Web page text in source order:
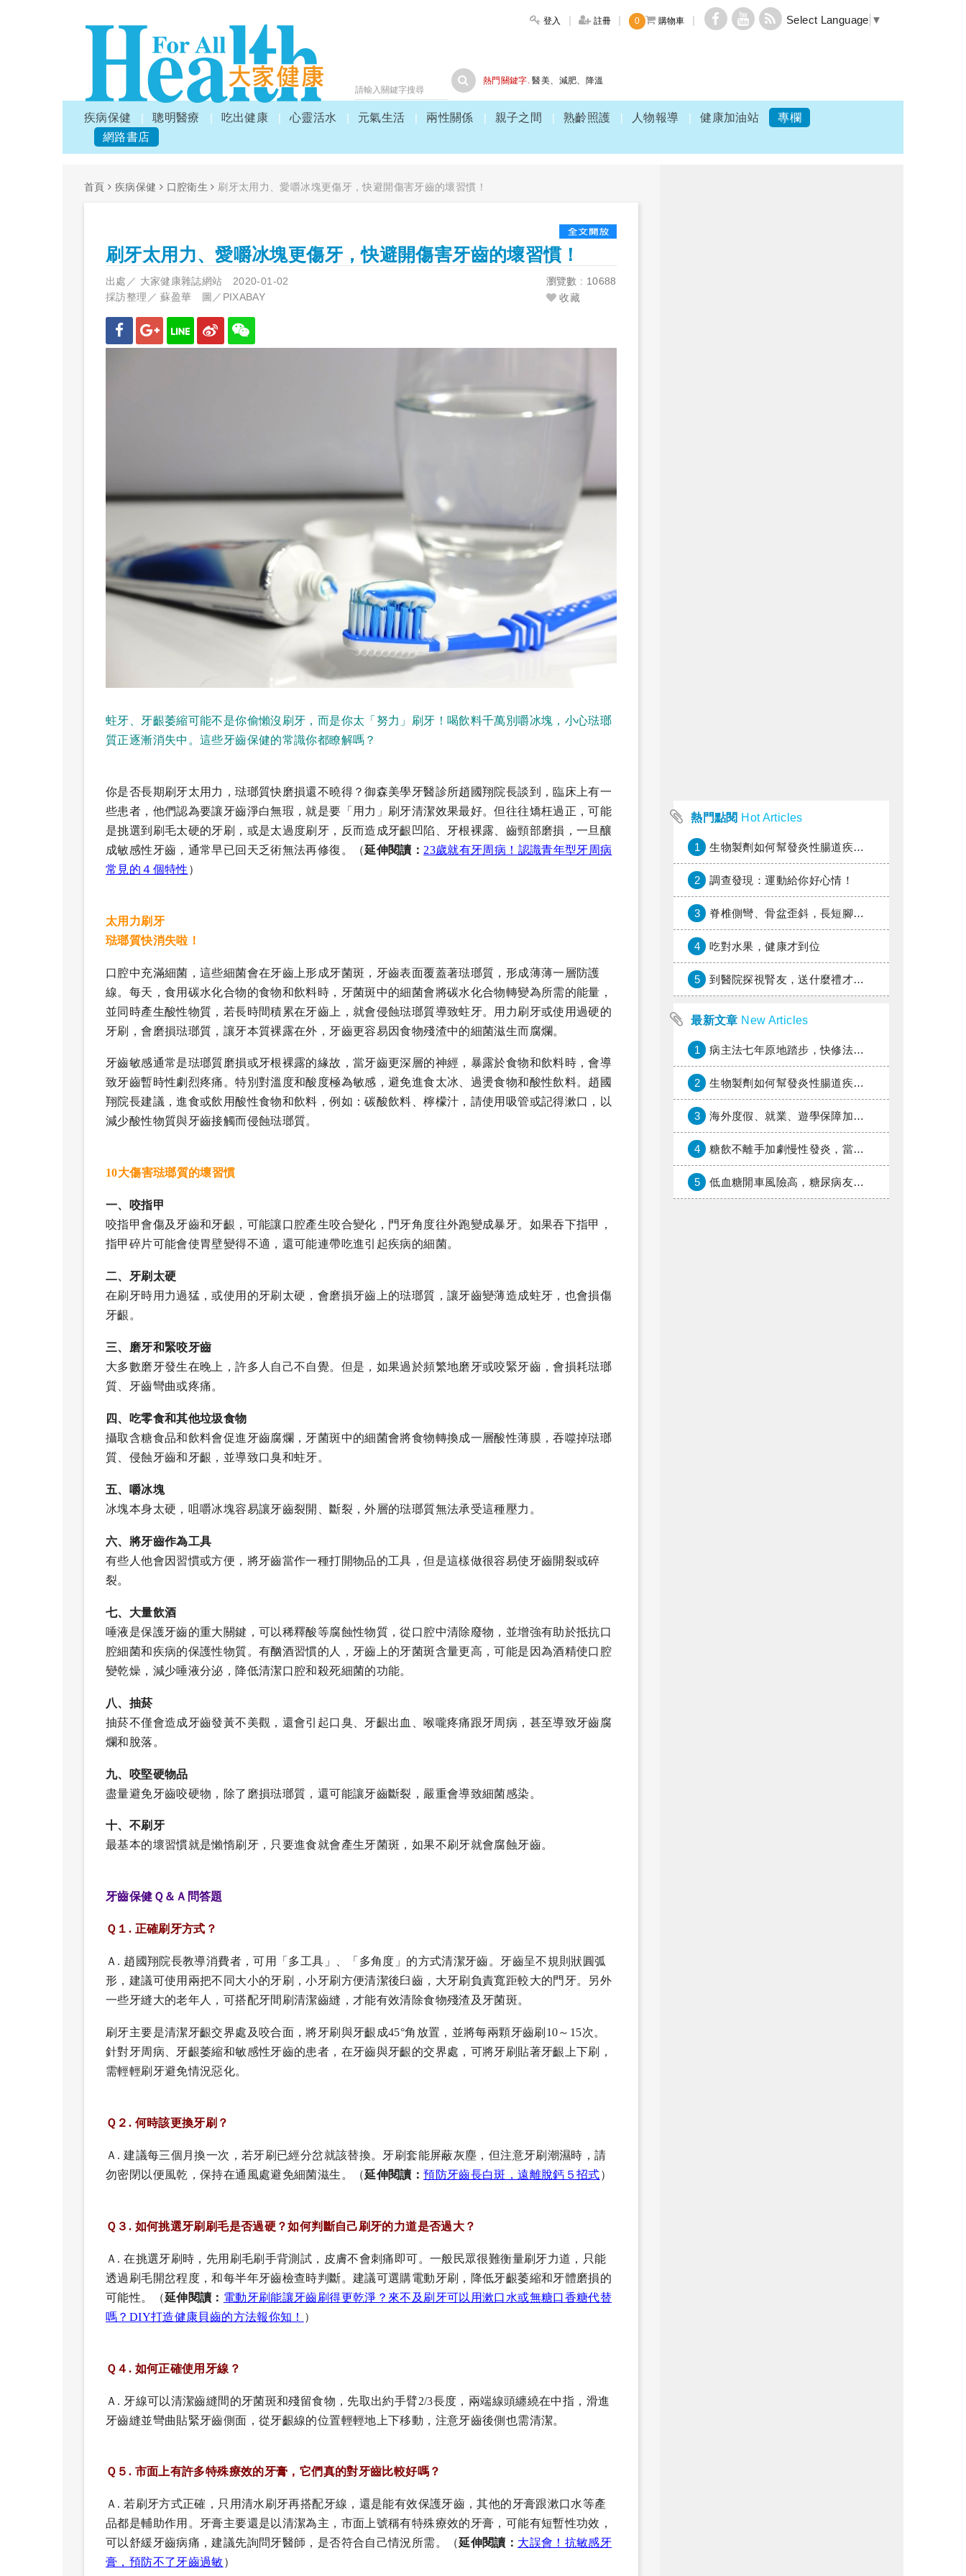
登入 註冊 0 購物車 Select Language ▼
熱門關鍵字. 醫美、 減肥、 降溫
疾病保健 聰明醫療 吃出健康 心靈活水 元氣生活 兩性關係 親子之間 熟齡照護 人物報導 健康加油站
專欄
網路書店
首頁 疾病保健 口腔衛生 刷牙太用力、愛嚼冰塊更傷牙，快避開傷害牙齒的壞習慣！
刷牙太用力、愛嚼冰塊更傷牙，快避開傷害牙齒的壞習慣！
出處／ 大家健康雜誌網站 2020-01-02
採訪整理／ 蘇盈華 圖／PIXABAY
瀏覽數 : 10688
收藏
蛀牙、牙齦萎縮可能不是你偷懶沒刷牙，而是你太「努力」刷牙！喝飲料千萬別嚼冰塊，小心琺瑯
質正逐漸消失中。這些牙齒保健的常識你都瞭解嗎？
你是否長期刷牙太用力，琺瑯質快磨損還不曉得？御森美學牙醫診所趙國翔院長談到，臨床上有一
些患者，他們認為要讓牙齒淨白無瑕，就是要「用力」刷牙清潔效果最好。但往往矯枉過正，可能
是挑選到刷毛太硬的牙刷，或是太過度刷牙，反而造成牙齦凹陷、牙根裸露、齒頸部磨損，一旦釀
成敏感性牙齒，通常早已回天乏術無法再修復。（延伸閱讀： 23歲就有牙周病！認識青年型牙周病
常見的４個特性 ）
太用力刷牙
琺瑯質快消失啦！
口腔中充滿細菌，這些細菌會在牙齒上形成牙菌斑，牙齒表面覆蓋著琺瑯質，形成薄薄一層防護
線。每天，食用碳水化合物的食物和飲料時，牙菌斑中的細菌會將碳水化合物轉變為所需的能量，
並同時產生酸性物質，若長時間積累在牙齒上，就會侵蝕琺瑯質導致蛀牙。用力刷牙或使用過硬的
牙刷，會磨損琺瑯質，讓牙本質裸露在外，牙齒更容易因食物殘渣中的細菌滋生而腐爛。
牙齒敏感通常是琺瑯質磨損或牙根裸露的緣故，當牙齒更深層的神經，暴露於食物和飲料時，會導
致牙齒暫時性劇烈疼痛。特別對溫度和酸度極為敏感，避免進食太冰、過燙食物和酸性飲料。趙國
翔院長建議，進食或飲用酸性食物和飲料，例如：碳酸飲料、檸檬汁，請使用吸管或記得漱口，以
減少酸性物質與牙齒接觸而侵蝕琺瑯質。
10大傷害琺瑯質的壞習慣
一、咬指甲
咬指甲會傷及牙齒和牙齦，可能讓口腔產生咬合變化，門牙角度往外跑變成暴牙。如果吞下指甲，
指甲碎片可能會使胃壁變得不適，還可能連帶吃進引起疾病的細菌。
二、牙刷太硬
在刷牙時用力過猛，或使用的牙刷太硬，會磨損牙齒上的琺瑯質，讓牙齒變薄造成蛀牙，也會損傷
牙齦。
三、磨牙和緊咬牙齒
大多數磨牙發生在晚上，許多人自己不自覺。但是，如果過於頻繁地磨牙或咬緊牙齒，會損耗琺瑯
質、牙齒彎曲或疼痛。
四、吃零食和其他垃圾食物
攝取含糖食品和飲料會促進牙齒腐爛，牙菌斑中的細菌會將食物轉換成一層酸性薄膜，吞噬掉琺瑯
質、侵蝕牙齒和牙齦，並導致口臭和蛀牙。
五、嚼冰塊
冰塊本身太硬，咀嚼冰塊容易讓牙齒裂開、斷裂，外層的琺瑯質無法承受這種壓力。
六、將牙齒作為工具
有些人他會因習慣或方便，將牙齒當作一種打開物品的工具，但是這樣做很容易使牙齒開裂或碎
裂。
七、大量飲酒
唾液是保護牙齒的重大關鍵，可以稀釋酸等腐蝕性物質，從口腔中清除廢物，並增強有助於抵抗口
腔細菌和疾病的保護性物質。有酗酒習慣的人，牙齒上的牙菌斑含量更高，可能是因為酒精使口腔
變乾燥，減少唾液分泌，降低清潔口腔和殺死細菌的功能。
八、抽菸
抽菸不僅會造成牙齒發黃不美觀，還會引起口臭、牙齦出血、喉嚨疼痛跟牙周病，甚至導致牙齒腐
爛和脫落。
九、咬堅硬物品
盡量避免牙齒咬硬物，除了磨損琺瑯質，還可能讓牙齒斷裂，嚴重會導致細菌感染。
十、不刷牙
最基本的壞習慣就是懶惰刷牙，只要進食就會產生牙菌斑，如果不刷牙就會腐蝕牙齒。
牙齒保健Ｑ＆Ａ問答題
Ｑ１. 正確刷牙方式？
Ａ. 趙國翔院長教導消費者，可用「多工具」、「多角度」的方式清潔牙齒。牙齒呈不規則狀圓弧
形，建議可使用兩把不同大小的牙刷，小牙刷方便清潔後臼齒，大牙刷負責寬距較大的門牙。另外
一些牙縫大的老年人，可搭配牙間刷清潔齒縫，才能有效清除食物殘渣及牙菌斑。
刷牙主要是清潔牙齦交界處及咬合面，將牙刷與牙齦成45°角放置，並將每兩顆牙齒刷10～15次。
針對牙周病、牙齦萎縮和敏感性牙齒的患者，在牙齒與牙齦的交界處，可將牙刷貼著牙齦上下刷，
需輕輕刷牙避免情況惡化。
Ｑ２. 何時該更換牙刷？
Ａ. 建議每三個月換一次，若牙刷已經分岔就該替換。牙刷套能屏蔽灰塵，但注意牙刷潮濕時，請
勿密閉以便風乾，保持在通風處避免細菌滋生。（延伸閱讀：預防牙齒長白斑，遠離脫鈣５招式）
Ｑ３. 如何挑選牙刷刷毛是否過硬？如何判斷自己刷牙的力道是否過大？
Ａ. 在挑選牙刷時，先用刷毛刷手背測試，皮膚不會刺痛即可。一般民眾很難衡量刷牙力道，只能
透過刷毛開岔程度，和每半年牙齒檢查時判斷。建議可選購電動牙刷，降低牙齦萎縮和牙體磨損的
可能性。（延伸閱讀： 電動牙刷能讓牙齒刷得更乾淨？來不及刷牙可以用漱口水或無糖口香糖代替
嗎？DIY打造健康貝齒的方法報你知！ ）
Ｑ４. 如何正確使用牙線？
Ａ. 牙線可以清潔齒縫間的牙菌斑和殘留食物，先取出約手臂2/3長度，兩端線頭纏繞在中指，滑進
牙齒縫並彎曲貼緊牙齒側面，從牙齦線的位置輕輕地上下移動，注意牙齒後側也需清潔。
Ｑ５. 市面上有許多特殊療效的牙膏，它們真的對牙齒比較好嗎？
Ａ. 若刷牙方式正確，只用清水刷牙再搭配牙線，還是能有效保護牙齒，其他的牙膏跟漱口水等產
品都是輔助作用。牙膏主要還是以清潔為主，市面上號稱有特殊療效的牙膏，可能有短暫性功效，
可以舒緩牙齒病痛，建議先詢問牙醫師，是否符合自己情況所需。（延伸閱讀： 大誤會！抗敏感牙
膏，預防不了牙齒過敏 ）
熱門點閱 Hot Articles
1 生物製劑如何幫發炎性腸道疾病患者抗潰瘍？治療進展與健保給付困境一次看
2 調查發現：運動給你好心情！
3 脊椎側彎、骨盆歪斜，長短腳惹的禍？
4 吃對水果，健康才到位
5 到醫院探視腎友，送什麼禮才好？
最新文章 New Articles
1 病主法七年原地踏步，快修法讓病人自主決定善終
2 生物製劑如何幫發炎性腸道疾病患者抗潰瘍？治療進展與健保給付困境一次看
3 海外度假、就業、遊學保障加倍，富邦產險「一期逐夢」專案加碼遠距醫療與緊急救援
4 糖飲不離手加劇慢性發炎，當心老化與慢性病提早報到
5 低血糖開車風險高，糖尿病友上路必學的安全守則